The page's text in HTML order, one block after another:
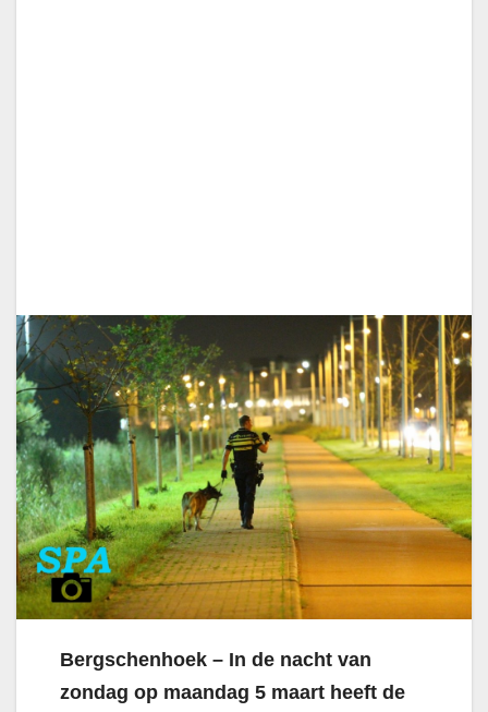
Bergschenhoek – In de nacht van
zondag op maandag 5 maart heeft de